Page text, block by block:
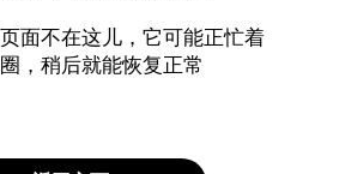
面不在这儿，它可能正忙着
，稍后就能恢复正常